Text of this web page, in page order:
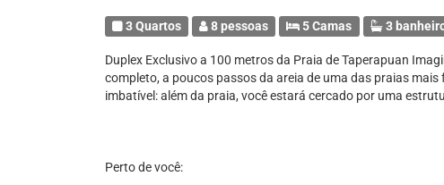
3 Quartos 8 pessoas 5 Camas 3
Duplex Exclusivo a 100 metros da Praia de Taperapuan
completo, a poucos passos da areia de uma das praias
imbatível: além da praia, você estará cercado por uma
Perto de você: